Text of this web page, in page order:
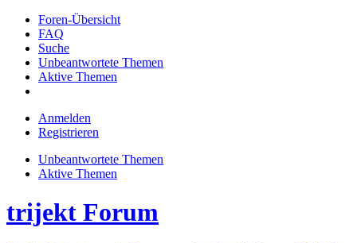
Foren-Übersicht
FAQ
Suche
Unbeantwortete Themen
Aktive Themen
Anmelden
Registrieren
Unbeantwortete Themen
Aktive Themen
trijekt Forum